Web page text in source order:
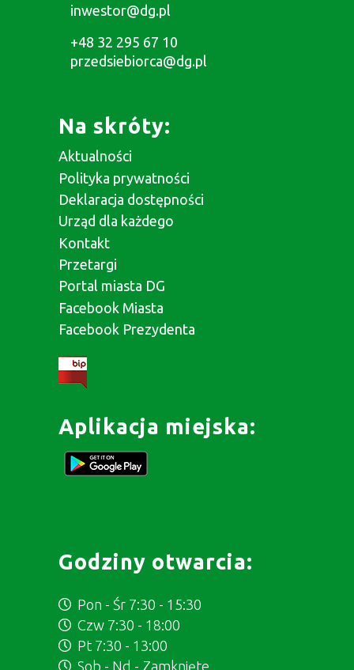
inwestor@dg.pl
+48 32 295 67 10
przedsiebiorca@dg.pl
Na skróty:
Aktualności
Polityka prywatności
Deklaracja dostępności
Urząd dla każdego
Kontakt
Przetargi
Portal miasta DG
Facebook Miasta
Facebook Prezydenta
Aplikacja miejska:
Godziny otwarcia:
Pon - Śr 7:30 - 15:30
Czw 7:30 - 18:00
Pt 7:30 - 13:00
Sob - Nd - Zamknięte